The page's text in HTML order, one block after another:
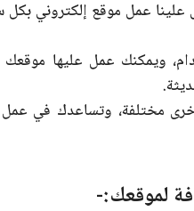
ويمكنك عمل عليها
مختلفة، وتساعدك في
لموقعك:-